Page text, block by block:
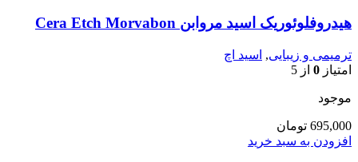
هیدروفلوئوریک اسید مروابن Cera Etch Morvabon
ترمیمی و زیبایی, اسید اچ
امتیاز 0 از 5
موجود
695,000 تومان
افزودن به سبد خرید